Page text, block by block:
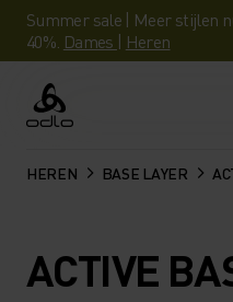
Summer sale | Meer stijlen
40%. Dames | Heren
Odlo
HEREN BASE LAYER
ACTIVE